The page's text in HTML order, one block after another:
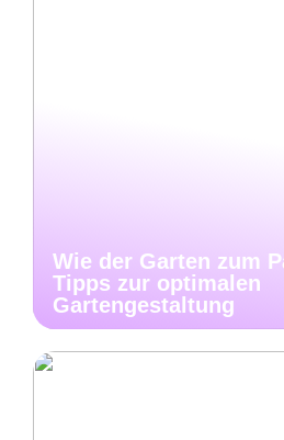
Wie der Garten zum
Tipps zur optimalen
Gartengestaltung